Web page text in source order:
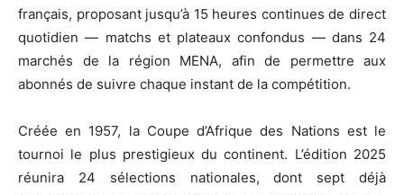
français, proposant jusqu’à 15 heures continues de direct
quotidien — matchs et plateaux confondus — dans 24
marchés de la région MENA, afin de permettre aux
abonnés de suivre chaque instant de la compétition.
Créée en 1957, la Coupe d’Afrique des Nations est le
tournoi le plus prestigieux du continent. L’édition 2025
réunira 24 sélections nationales, dont sept déjà